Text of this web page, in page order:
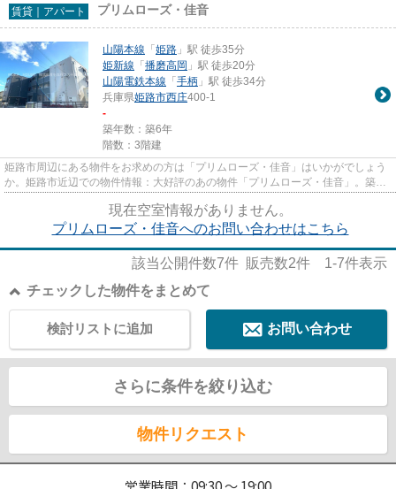
賃貸｜アパート プリムローズ・佳音
山陽本線 「姫路 」駅 徒歩35分
姫新線 「播磨高岡 」駅 徒歩20分
山陽電鉄本線 「手柄 」駅 徒歩34分
兵庫県姫路市西庄400-1
-
築年数：築6年
階数：3階建
姫路市周辺にある物件をお求めの方は「プリムローズ・佳音」はいかがでしょう
か。姫路市近辺での物件情報：大好評のあの物件「プリムローズ・佳音」。築6
年のイチオシ物件はこちらです...
現在空室情報がありません。
プリムローズ・佳音へのお問い合わせはこちら
該当公開件数7件 販売数2件 1-7件表示
チェックした物件をまとめて
お問い合わせ
検討リストに追加
さらに条件を絞り込む
物件リクエスト